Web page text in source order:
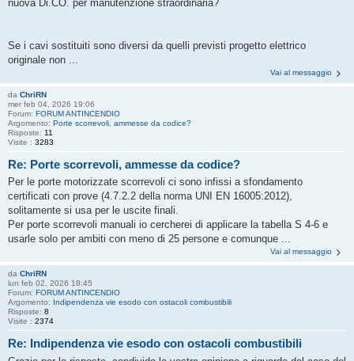
nuova Di.CO. per manutenzione straordinaria?
Se i cavi sostituiti sono diversi da quelli previsti progetto elettrico
originale non ...
Vai al messaggio
da ChriRN
mer feb 04, 2026 19:06
Forum: FORUM ANTINCENDIO
Argomento: Porte scorrevoli, ammesse da codice?
Risposte: 11
Visite : 3283
Re: Porte scorrevoli, ammesse da codice?
Per le porte motorizzate scorrevoli ci sono infissi a sfondamento
certificati con prove (4.7.2.2 della norma UNI EN 16005:2012),
solitamente si usa per le uscite finali.
Per porte scorrevoli manuali io cercherei di applicare la tabella S 4-6 e
usarle solo per ambiti con meno di 25 persone e comunque ...
Vai al messaggio
da ChriRN
lun feb 02, 2026 18:45
Forum: FORUM ANTINCENDIO
Argomento: Indipendenza vie esodo con ostacoli combustibili
Risposte: 8
Visite : 2374
Re: Indipendenza vie esodo con ostacoli combustibili